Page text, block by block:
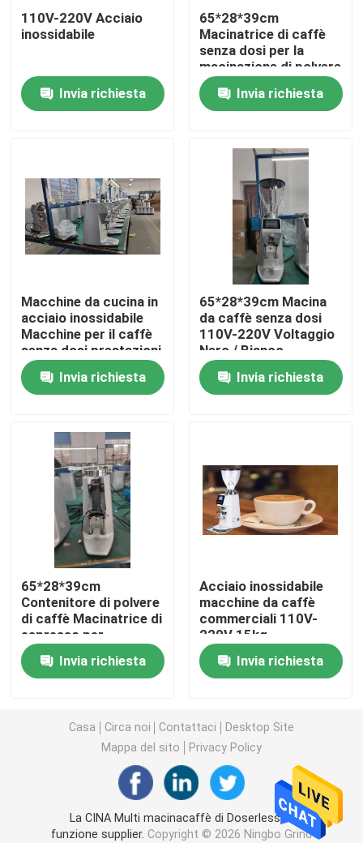
Casa
Mostra VR
Giro della fabbrica
Contattici
Casi
Burr Coffee Grinder
Macinacaffè di Doserless
macinacaffè commerciale
Macinacaffè del touch screen
Macinacaffè della famiglia
Caffè espresso Bean Grinder
Macinacaffè all'aperto
Macinacaffè della mano
110V-220V Acciaio
inossidabile
Invia richiesta
65*28*39cm
Macinatrice di caffè
senza dosi per la
macinazione di polvere
di caffè
personalizzata
Invia richiesta
Macchine da cucina in
acciaio inossidabile
Macchine per il caffè
senza dosi prestazioni
durevoli
Invia richiesta
65*28*39cm Macina
da caffè senza dosi
110V-220V Voltaggio
Nero / Bianco
Invia richiesta
65*28*39cm
Contenitore di polvere
di caffè Macinatrice di
espresso per
produttori di caffè
Invia richiesta
Acciaio inossidabile
macchine da caffè
commerciali 110V-
220V 15kg
Invia richiesta
Casa Circa noi Contattaci
Desktop Site
Mappa del sito
Privacy Policy
La CINA Multi macinacaffè di Doserless di
funzione supplier. Copyright © 2026 Ningbo Grind